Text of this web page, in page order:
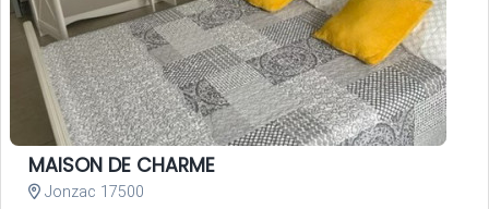
MAISON DE CHARME
Jonzac 17500